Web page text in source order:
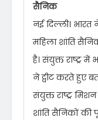
सैनिक
नई दिल्ली। भारत
महिला शांति
है। संयुक्त राष्ट्र में
ने ट्वीट करते हुए
संयुक्त राष्ट्र
शांति सैनिकों की